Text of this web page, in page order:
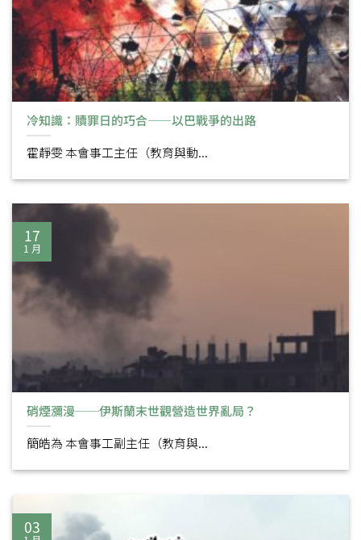
冷知識：贖罪日的巧合——以巴戰爭的出路
霍靜雯 本會事工主任（教育與動...
硝煙瀰漫──伊斯蘭末世觀營造世界亂局？
簡皓為 本會事工副主任（教育與...
17
1 月
03